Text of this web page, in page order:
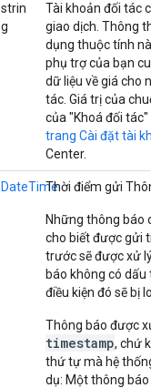
strin
g
Tài khoản đối tác
giao dịch. Thông
dụng thuộc tính
phụ trợ của bạn
dữ liệu về giá cho
tác. Giá trị của
của "Khoá đối
trang Cài đặt tài
Center.
DateTimeThời điểm gửi
Những thông báo
cho biết được gửi
trước sẽ được xử
báo không có
điều kiện đó sẽ bị
Thông báo được
timestamp, chứ
thứ tự mà hệ
dụ: Một thông